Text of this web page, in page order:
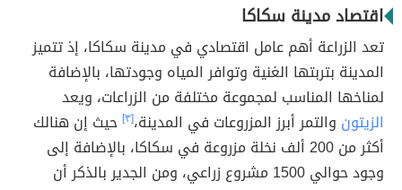
اقتصاد مدينة سكاكا
تعد الزراعة أهم عامل اقتصادي في مدينة سكاكا، إذ تتميز
المدينة بتربتها الغنية وتوافر المياه وجودتها، بالإضافة
لمناخها المناسب لمجموعة مختلفة من الزراعات، ويعد
الزيتون والتمر أبرز المزروعات في المدينة،[٣]
حيث إن هنالك
أكثر من 200 ألف نخلة مزروعة في سكاكا، بالإضافة إلى
وجود حوالي 1500 مشروع زراعي، ومن الجدير بالذكر أن